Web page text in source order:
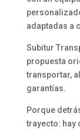
adaptadas a
Subitur
propuesta
transportar,
garantías.
Porque
trayecto: hay